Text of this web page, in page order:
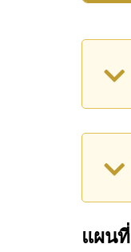
อสังหา
โฉนดที่
แผนที่